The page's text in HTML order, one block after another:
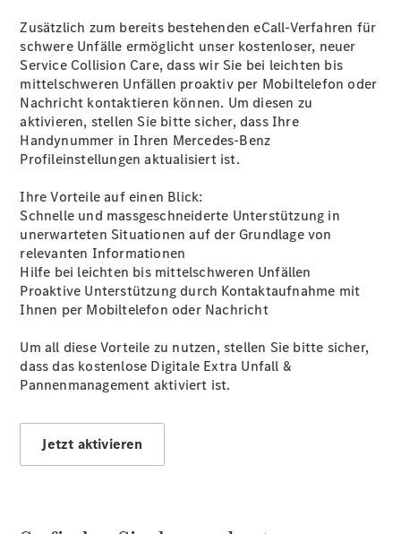
Über uns
Unternehmen
Ansprechpartner
Standort &
Öffnungszeiten
Kontaktformular
Servicetermin
buchen
Zusätzlich zum bereits bestehenden eCall-Verfahren für
schwere Unfälle ermöglicht unser kostenloser, neuer
Service Collision Care, dass wir Sie bei leichten bis
mittelschweren Unfällen proaktiv per Mobiltelefon oder
Nachricht kontaktieren können. Um diesen zu
aktivieren, stellen Sie bitte sicher, dass Ihre
Handynummer in Ihren Mercedes-Benz
Profileinstellungen aktualisiert ist.
Ihre Vorteile auf einen Blick:
Schnelle und massgeschneiderte Unterstützung in
unerwarteten Situationen auf der Grundlage von
relevanten Informationen
Hilfe bei leichten bis mittelschweren Unfällen
Proaktive Unterstützung durch Kontaktaufnahme mit
Ihnen per Mobiltelefon oder Nachricht
Um all diese Vorteile zu nutzen, stellen Sie bitte sicher,
dass das kostenlose Digitale Extra Unfall &
Pannenmanagement aktiviert ist.
Jetzt aktivieren